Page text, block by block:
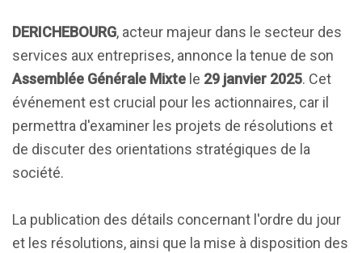
DERICHEBOURG, acteur majeur dans le secteur des
services aux entreprises, annonce la tenue de son
Assemblée Générale Mixte le 29 janvier 2025. Cet
événement est crucial pour les actionnaires, car il
permettra d'examiner les projets de résolutions et
de discuter des orientations stratégiques de la
société.
La publication des détails concernant l'ordre du jour
et les résolutions, ainsi que la mise à disposition des